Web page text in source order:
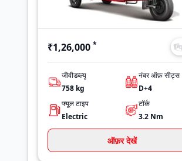
₹1,26,000 *
जीवीडब्ल्यू
758 kg
नंबर ऑफ़ सीट्स
D+4
फ्यूल टाइप
Electric
टॉर्क
3.2 Nm
ऑफ़र देखें